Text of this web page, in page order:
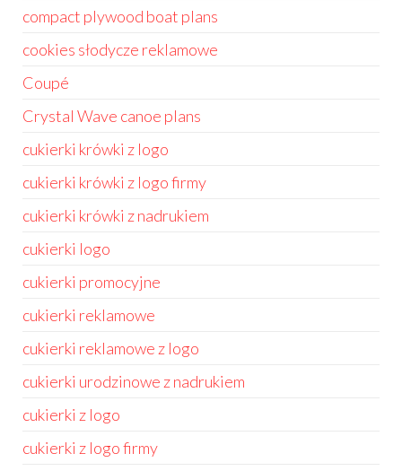
compact plywood boat plans
cookies słodycze reklamowe
Coupé
Crystal Wave canoe plans
cukierki krówki z logo
cukierki krówki z logo firmy
cukierki krówki z nadrukiem
cukierki logo
cukierki promocyjne
cukierki reklamowe
cukierki reklamowe z logo
cukierki urodzinowe z nadrukiem
cukierki z logo
cukierki z logo firmy